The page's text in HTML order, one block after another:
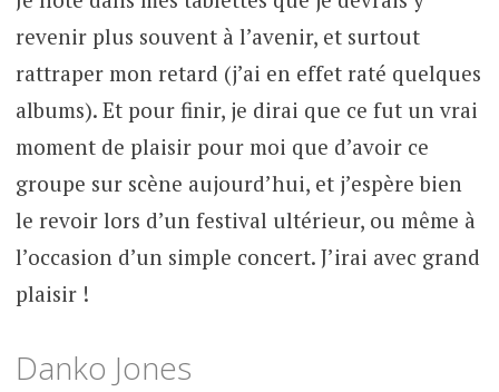
revenir plus souvent à l’avenir, et surtout
rattraper mon retard (j’ai en effet raté quelques
albums). Et pour finir, je dirai que ce fut un vrai
moment de plaisir pour moi que d’avoir ce
groupe sur scène aujourd’hui, et j’espère bien
le revoir lors d’un festival ultérieur, ou même à
l’occasion d’un simple concert. J’irai avec grand
plaisir !
Danko Jones